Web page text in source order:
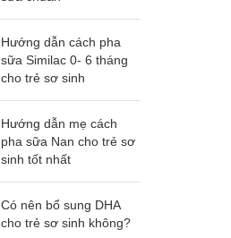
Hướng dẫn cách pha
sữa Similac 0- 6 tháng
cho trẻ sơ sinh
Hướng dẫn mẹ cách
pha sữa Nan cho trẻ sơ
sinh tốt nhất
Có nên bổ sung DHA
cho trẻ sơ sinh không?